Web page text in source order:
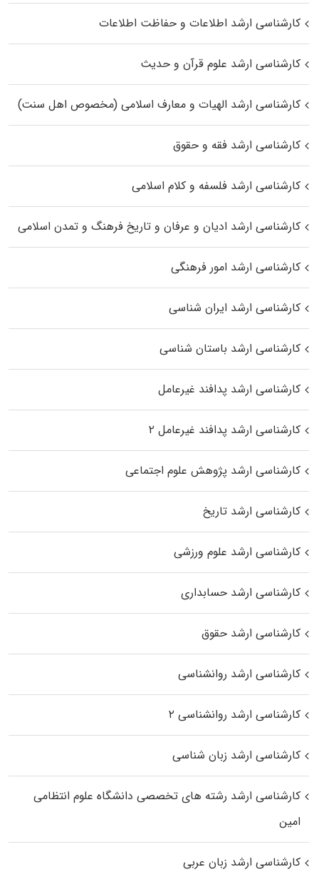
کارشناسی ارشد اطلاعات و حفاظت اطلاعات
کارشناسی ارشد علوم قرآن و حدیث
کارشناسی ارشد الهیات و معارف اسلامی (مخصوص اهل سنت)
کارشناسی ارشد فقه و حقوق
کارشناسی ارشد فلسفه و کلام اسلامی
کارشناسی ارشد ادیان و عرفان و تاریخ فرهنگ و تمدن اسلامی
کارشناسی ارشد امور فرهنگی
کارشناسی ارشد ایران شناسی
کارشناسی ارشد باستان شناسی
کارشناسی ارشد پدافند غیرعامل
کارشناسی ارشد پدافند غیرعامل ۲
کارشناسی ارشد پژوهش علوم اجتماعی
کارشناسی ارشد تاریخ
کارشناسی ارشد علوم ورزشی
کارشناسی ارشد حسابداری
کارشناسی ارشد حقوق
کارشناسی ارشد روانشناسی
کارشناسی ارشد روانشناسی ۲
کارشناسی ارشد زبان شناسی
کارشناسی ارشد رﺷﺘﻪ ﻫﺎی تخصصی داﻧﺸﮕﺎه ﻋﻠﻮم انتظامی
اﻣﻴﻦ
کارشناسی ارشد زبان عربی